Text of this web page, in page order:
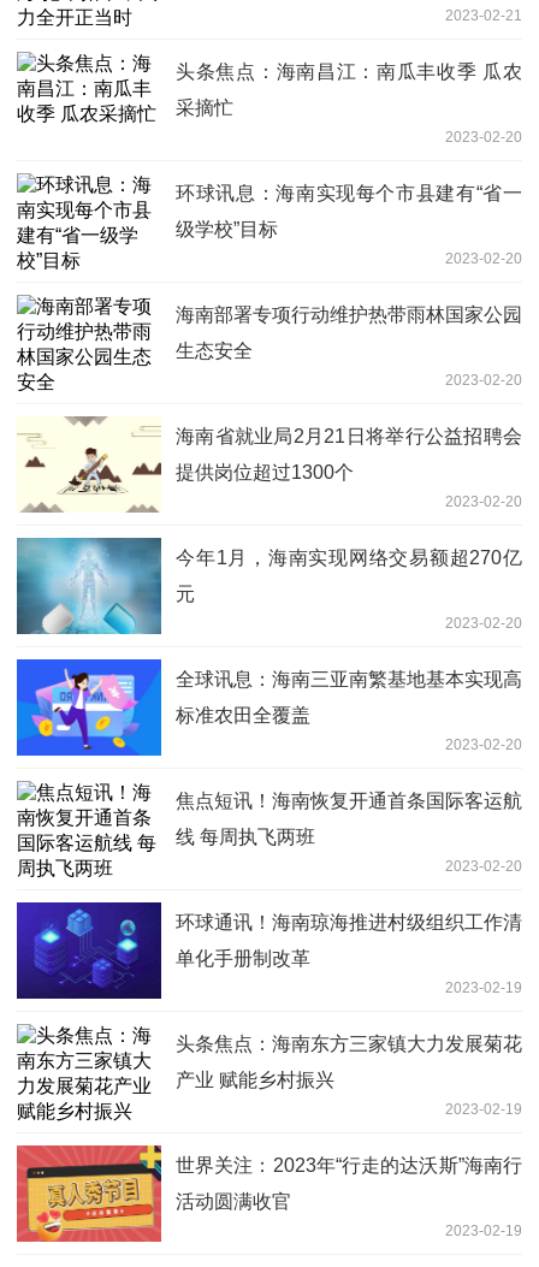
2023-02-21
头条焦点：海南昌江：南瓜丰收季 瓜农
采摘忙
2023-02-20
环球讯息：海南实现每个市县建有“省一
级学校”目标
2023-02-20
海南部署专项行动维护热带雨林国家公园
生态安全
2023-02-20
海南省就业局2月21日将举行公益招聘会
提供岗位超过1300个
2023-02-20
今年1月，海南实现网络交易额超270亿
元
2023-02-20
全球讯息：海南三亚南繁基地基本实现高
标准农田全覆盖
2023-02-20
焦点短讯！海南恢复开通首条国际客运航
线 每周执飞两班
2023-02-20
环球通讯！海南琼海推进村级组织工作清
单化手册制改革
2023-02-19
头条焦点：海南东方三家镇大力发展菊花
产业 赋能乡村振兴
2023-02-19
世界关注：2023年“行走的达沃斯”海南行
活动圆满收官
2023-02-19